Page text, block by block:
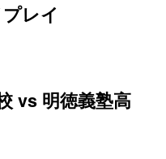
レイ
vs 明徳義塾高